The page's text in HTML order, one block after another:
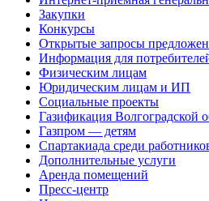
Закупки
Конкурсы
Открытые запросы
Информация для
Физическим лицам
Юридическим лицам и ИП
Социальные проекты
Газификация Волгоградской
Газпром — детям
Спартакиада среди
Дополнительные услуги
Аренда помещений
Пресс-центр